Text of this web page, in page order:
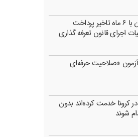
کارانه‌ پرستاران با 6 ماه تاخیر پرداخت
اجرای قانون تعرفه گذاری
آزمون «صلاحیت حرفه‌ای
کرونا خدمت کرد‌ه‌اند بدون
شوند